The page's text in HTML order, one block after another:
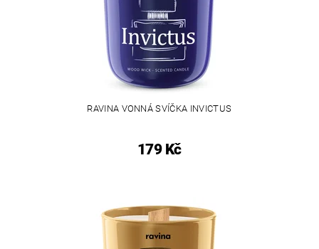
RAVINA VONNÁ SVÍČKA INVICTUS
179 Kč